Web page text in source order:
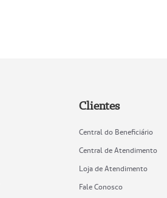
Clientes
Central do Beneficiário
Central de Atendimento
Loja de Atendimento
Fale Conosco